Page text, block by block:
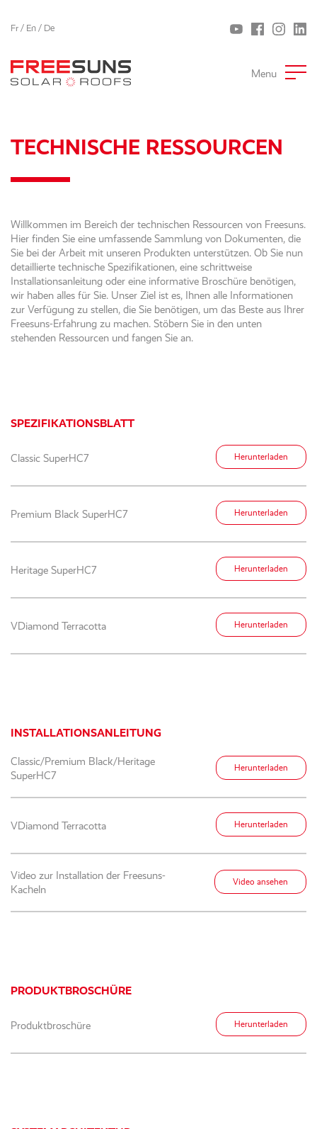
Fr / En / De
Menu
TECHNISCHE RESSOURCEN
Willkommen im Bereich der technischen Ressourcen von Freesuns.
Hier finden Sie eine umfassende Sammlung von Dokumenten, die
Sie bei der Arbeit mit unseren Produkten unterstützen. Ob Sie nun
detaillierte technische Spezifikationen, eine schrittweise
Installationsanleitung oder eine informative Broschüre benötigen,
wir haben alles für Sie. Unser Ziel ist es, Ihnen alle Informationen
zur Verfügung zu stellen, die Sie benötigen, um das Beste aus Ihrer
Freesuns-Erfahrung zu machen. Stöbern Sie in den unten
stehenden Ressourcen und fangen Sie an.
SPEZIFIKATIONSBLATT
Classic SuperHC7 Herunterladen
Premium Black SuperHC7 Herunterladen
Heritage SuperHC7 Herunterladen
VDiamond Terracotta Herunterladen
INSTALLATIONSANLEITUNG
Classic/Premium Black/Heritage
SuperHC7
Herunterladen
VDiamond Terracotta Herunterladen
Video zur Installation der Freesuns-
Kacheln
Video ansehen
PRODUKTBROSCHÜRE
Produktbroschüre Herunterladen